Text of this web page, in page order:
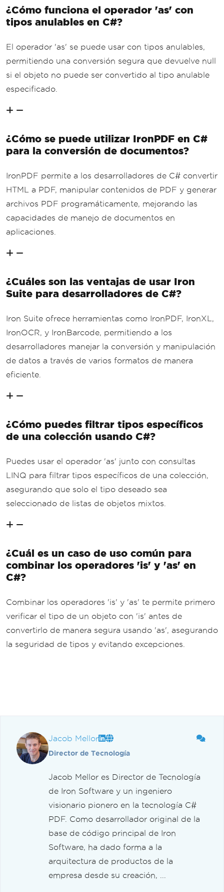
¿Cómo funciona el operador 'as' con
tipos anulables en C#?
El operador 'as' se puede usar con tipos anulables,
permitiendo una conversión segura que devuelve null
si el objeto no puede ser convertido al tipo anulable
especificado.
¿Cómo se puede utilizar IronPDF en C#
para la conversión de documentos?
IronPDF permite a los desarrolladores de C# convertir
HTML a PDF, manipular contenidos de PDF y generar
archivos PDF programáticamente, mejorando las
capacidades de manejo de documentos en
aplicaciones.
¿Cuáles son las ventajas de usar Iron
Suite para desarrolladores de C#?
Iron Suite ofrece herramientas como IronPDF, IronXL,
IronOCR, y IronBarcode, permitiendo a los
desarrolladores manejar la conversión y manipulación
de datos a través de varios formatos de manera
eficiente.
¿Cómo puedes filtrar tipos específicos
de una colección usando C#?
Puedes usar el operador 'as' junto con consultas
LINQ para filtrar tipos específicos de una colección,
asegurando que solo el tipo deseado sea
seleccionado de listas de objetos mixtos.
¿Cuál es un caso de uso común para
combinar los operadores 'is' y 'as' en
C#?
Combinar los operadores 'is' y 'as' te permite primero
verificar el tipo de un objeto con 'is' antes de
convertirlo de manera segura usando 'as', asegurando
la seguridad de tipos y evitando excepciones.
Jacob Mellor
Director de Tecnología
Jacob Mellor es Director de Tecnología
de Iron Software y un ingeniero
visionario pionero en la tecnología C#
PDF. Como desarrollador original de la
base de código principal de Iron
Software, ha dado forma a la
arquitectura de productos de la
empresa desde su creación, ...